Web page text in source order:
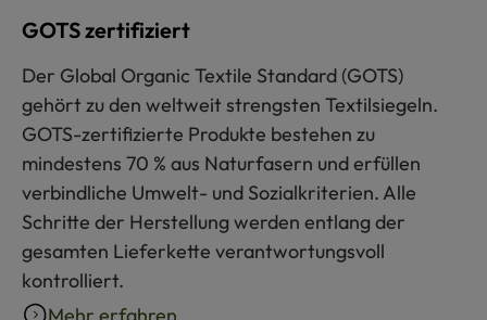
GOTS zertifiziert
Der Global Organic Textile Standard (GOTS)
gehört zu den weltweit strengsten Textilsiegeln.
GOTS-zertifizierte Produkte bestehen zu
mindestens 70 % aus Naturfasern und erfüllen
verbindliche Umwelt- und Sozialkriterien. Alle
Schritte der Herstellung werden entlang der
gesamten Lieferkette verantwortungsvoll
kontrolliert.